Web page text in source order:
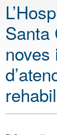
Docència
Recerca+i
El Consorci
Serveis
Col·labora
Santa
noves